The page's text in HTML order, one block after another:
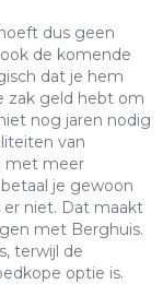
dus geen
de komende
dat je hem
zak geld hebt om
nog jaren nodig
van
met meer
je gewoon
er niet. Dat maakt
met Berghuis.
terwijl de
optie is.